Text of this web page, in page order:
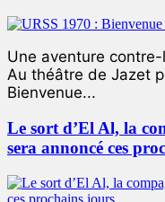
Une aventure
Au théâtre de Jazet
Bienvenue...
Le sort d’El Al, la
sera annoncé ces